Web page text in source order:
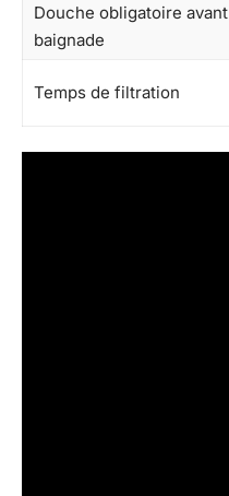
Douche obligatoire avant
baignade
Temps de filtration